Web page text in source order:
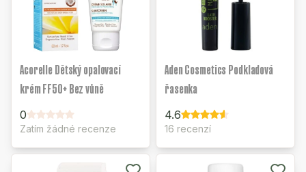
Acorelle Dětský opalovací
krém FF50+ Bez vůně
0
Zatím žádné recenze
Aden Cosmetics Podkladová
řasenka
4.6
16 recenzí